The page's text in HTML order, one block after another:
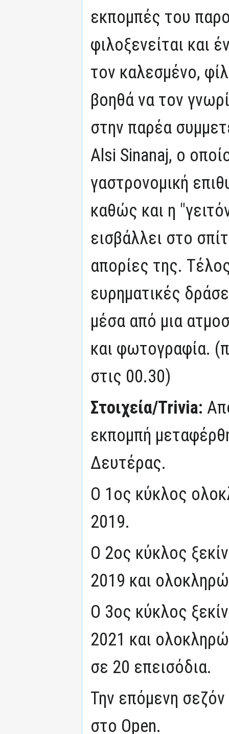
εκπομπές του
φιλοξενείται και
τον καλεσμένο,
βοηθά να τον
στην παρέα
Alsi Sinanaj, ο
γαστρονομική
καθώς και η
εισβάλλει στο
απορίες της.
ευρηματικές
μέσα από μια
και φωτογραφία.
στις 00.30)
Στοιχεία/Trivia:
εκπομπή
Δευτέρας.
Ο 1ος κύκλος
2019.
Ο 2ος κύκλος
2019 και
Ο 3ος κύκλος
2021 και
σε 20 επεισόδια.
Την επόμενη
στο Open.